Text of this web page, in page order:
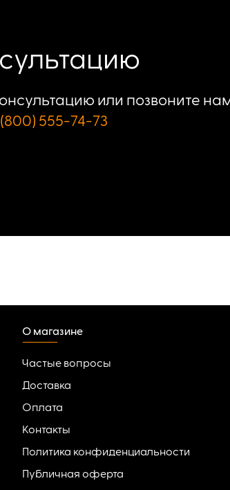
или позвоните
555-74-73
О магазине
Частые вопросы
Доставка
Оплата
Контакты
Политика конфиденциальности
Публичная оферта